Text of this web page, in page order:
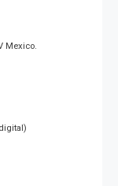
Mexico.